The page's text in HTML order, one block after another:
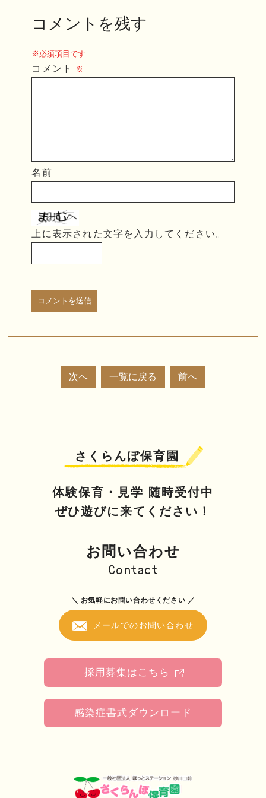
コメントを残す
※必須項目です
コメント ※
名前
上に表示された文字を入力してください。
次へ 一覧に戻る 前へ
さくらんぼ保育園
体験保育・見学 随時受付中
ぜひ遊びに来てください！
お問い合わせ
Contact
＼ お気軽にお問い合わせください ／
メールでのお問い合わせ
採用募集はこちら
感染症書式ダウンロード